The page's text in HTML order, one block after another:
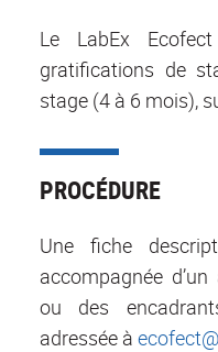
Le LabEx
gratifications de
stage (4 à 6 mois),
PROCÉDURE
Une fiche
accompagnée
ou des
adressée à